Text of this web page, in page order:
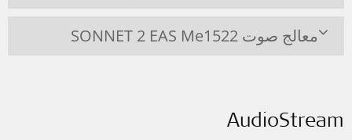
معالج صوت SONNET 2 EAS Me1522
AudioStream